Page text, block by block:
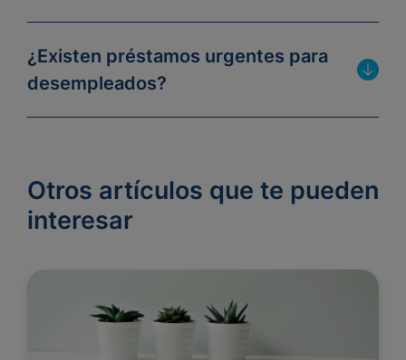
¿Existen préstamos urgentes para
desempleados?
Otros artículos que te pueden
interesar